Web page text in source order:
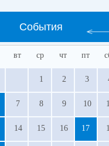
События
вт ср чт пт
1 2 3
7 8 9 10
14 15 16 17